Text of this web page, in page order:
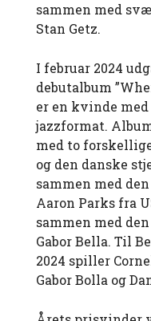
sammen med
Stan Getz.
I februar 2024
debutalbum
er en kvinde
jazzformat.
med to
og den danske
sammen med
Aaron Parks fra
sammen med
Gabor Bella. Til
2024 spiller
Gabor Bolla og